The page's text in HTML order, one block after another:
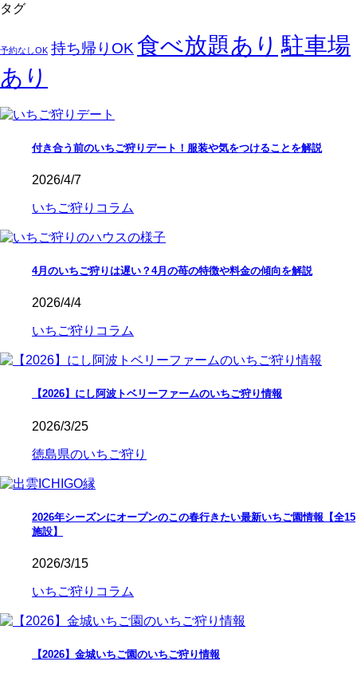
タグ
予約なしOK 持ち帰りOK 食べ放題あり 駐車場
あり
付き合う前のいちご狩りデート！服装や気をつけることを解説
2026/4/7
いちご狩りコラム
4月のいちご狩りは遅い？4月の苺の特徴や料金の傾向を解説
2026/4/4
いちご狩りコラム
【2026】にし阿波トベリーファームのいちご狩り情報
2026/3/25
徳島県のいちご狩り
2026年シーズンにオープンのこの春行きたい最新いちご園情報【全15
施設】
2026/3/15
いちご狩りコラム
【2026】金城いちご園のいちご狩り情報